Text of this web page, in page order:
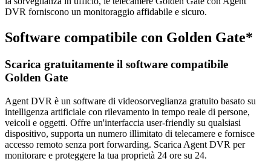
DVR forniscono un monitoraggio affidabile e sicuro.
Software compatibile con Golden Gate*
Scarica gratuitamente il software compatibile
Golden Gate
Agent DVR è un software di videosorveglianza gratuito basato su
intelligenza artificiale con rilevamento in tempo reale di persone,
veicoli e oggetti. Offre un'interfaccia user-friendly su qualsiasi
dispositivo, supporta un numero illimitato di telecamere e fornisce
accesso remoto senza port forwarding. Scarica Agent DVR per
monitorare e proteggere la tua proprietà 24 ore su 24.